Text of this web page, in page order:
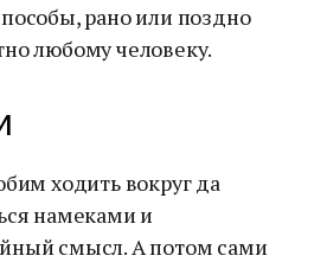
рано или поздно
любому человеку.
ходить вокруг да
намеками и
смысл. А потом сами